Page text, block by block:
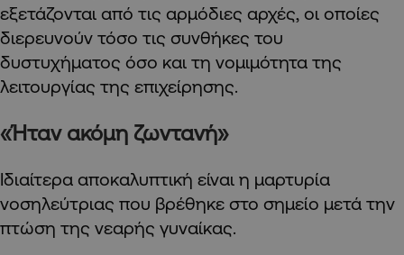
εξετάζονται από τις αρμόδιες αρχές, οι οποίες
διερευνούν τόσο τις συνθήκες του
δυστυχήματος όσο και τη νομιμότητα της
λειτουργίας της επιχείρησης.
«Ήταν ακόμη ζωντανή»
Ιδιαίτερα αποκαλυπτική είναι η μαρτυρία
νοσηλεύτριας που βρέθηκε στο σημείο μετά την
πτώση της νεαρής γυναίκας.